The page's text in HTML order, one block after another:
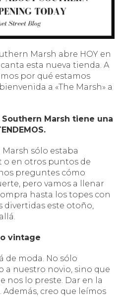
Marsh abre HOY en
esta nueva tienda. A
por qué estamos
a «The Marsh» a
Marsh tiene una
sólo estaba
en otros puntos de
preguntes cómo
pero vamos a llenar
hasta los topes con
divertidas este otoño,
vintage
de moda. No sólo
a nuestro novio, sino que
nos lo preste. Dar en la
Además, creo que leímos